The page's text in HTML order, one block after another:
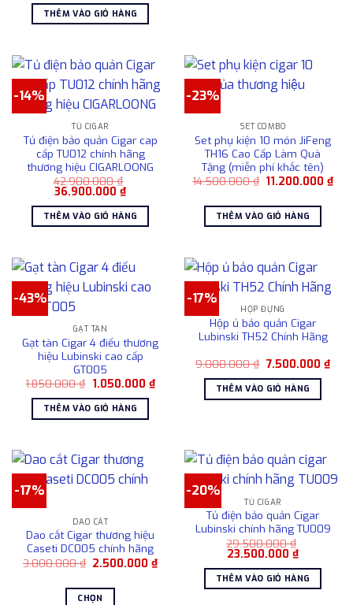
2.200.000 ₫.
THÊM VÀO GIỎ HÀNG
-14%
TỦ CIGAR
Tủ điện bảo quản Cigar cap
cấp TU012 chính hãng
thương hiệu CIGARLOONG
42.900.000₫
Giá
là:
42.900.000 ₫.
36.900.000 ₫Giá
hiện
tại
là:
36.900.000 ₫.
THÊM VÀO GIỎ HÀNG
-23%
SET COMBO
Set phụ kiện 10 món JiFeng
TH16 Cao Cấp Làm Quà
Tặng (miễn phí khắc tên)
14.500.000₫ Giá
14.500.000 ₫.
11.200.000₫Giá
hiện
THÊM VÀO GIỎ HÀNG
-43%
GẠT TÀN
Gạt tàn Cigar 4 điếu thương
hiệu Lubinski cao cấp
GT005
1.850.000₫ Giá
là:
1.850.000 ₫.
1.050.000 ₫Giá
THÊM VÀO GIỎ HÀNG
-17%
HỘP ĐỰNG
Hộp ủ bảo quản Cigar
Lubinski TH52 Chính Hãng
9.000.000₫ Giá
là:
9.000.000 ₫.
7.500.000 ₫Giá
THÊM VÀO GIỎ HÀNG
-17%
DAO CẮT
Dao cắt Cigar thương hiệu
Caseti DC005 chính hãng
3.000.000₫ Giá
3.000.000 ₫.
2.500.000₫Giá
hiện
CHỌN
-20%
TỦ CIGAR
Tủ điện bảo quản Cigar
Lubinski chính hãng TU009
29.500.000₫
Giá
là:
29.500.000 ₫.
23.500.000 ₫Giá
hiện
tại
là:
THÊM VÀO GIỎ HÀNG